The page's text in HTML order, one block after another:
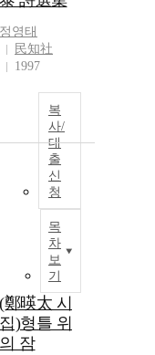
정영태
民知社
1997
복
사/
대
출
신
청
목
차
보
기
(鄭暎太 시
집)형틀 위
의 잠